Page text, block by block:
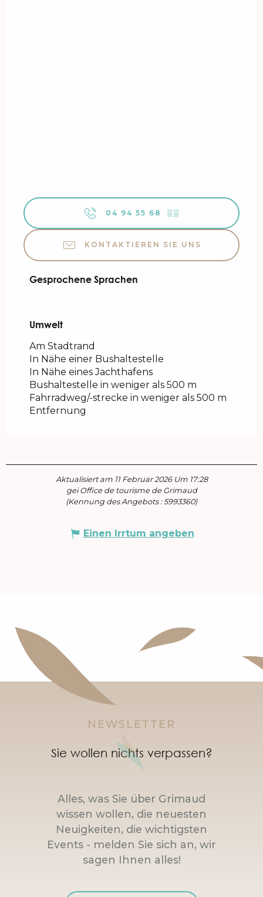
04 94 55 68 ▒▒
KONTAKTIEREN SIE UNS
Gesprochene Sprachen
Gesprochene Sprachen
Umwelt
Umwelt
Am Stadtrand
In Nähe einer Bushaltestelle
In Nähe eines Jachthafens
Bushaltestelle in weniger als 500 m
Fahrradweg/-strecke in weniger als 500 m
Entfernung
Aktualisiert am 11 Februar 2026 Um 17:28
gei Office de tourisme de Grimaud
(Kennung des Angebots :5993360)
Einen Irrtum angeben
NEWSLETTER
Sie wollen nichts verpassen?
Alles, was Sie über Grimaud
wissen wollen, die neuesten
Neuigkeiten, die wichtigsten
Events - melden Sie sich an, wir
sagen Ihnen alles!